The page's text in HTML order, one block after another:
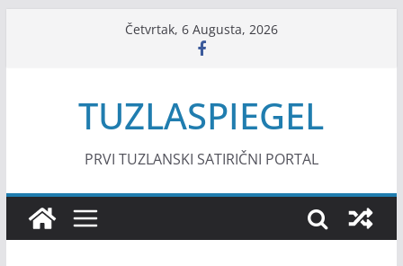
Četvrtak, 6 Augusta, 2026
TUZLASPIEGEL
PRVI TUZLANSKI SATIRIČNI PORTAL